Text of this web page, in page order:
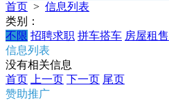
首页 > 信息列表
类别：
不限 招聘求职 拼车搭车 房屋租售
信息列表
没有相关信息
首页
上一页 下一页 尾页
赞助推广